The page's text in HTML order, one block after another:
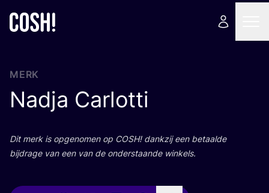
MERK
Nadja Carlotti
Dit merk is opge­no­men op COSH! dank­zij een betaal­de
bij­dra­ge van een van de onder­staan­de winkels.